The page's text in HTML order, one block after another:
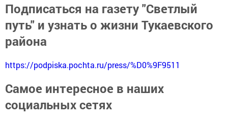
Подписаться на газету "Светлый
путь" и узнать о жизни Тукаевского
района
https://podpiska.pochta.ru/press/%D0%9F9511
Самое интересное в наших
социальных сетях